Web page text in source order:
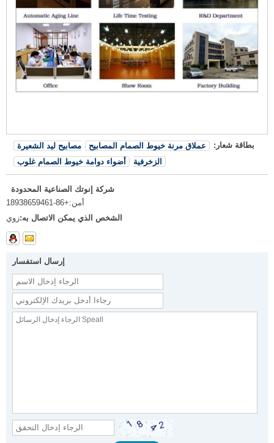
بطاقة شعار: عملاق مرنة خيوط الصمام المصابيح
مصابيح ليد الشعيرة
الزخرفية
أضواء دوامة خيوط الصمام غلوب
شركة إنوتك الصناعية المحدودة
أمن:+86-18938659461
الشخص الذي يمكن الاتصال به:زوي
إرسال استفسار